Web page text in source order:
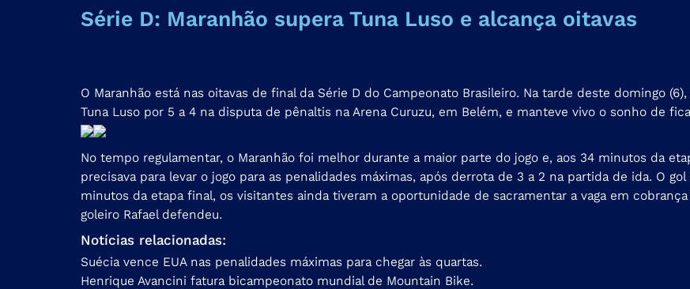
Série D: Maranhão supera Tuna Luso e alcança oitavas
O Maranhão está nas oitavas de final da Série D do Campeonato Brasileiro. Na tarde deste domingo
Tuna Luso por 5 a 4 na disputa de pênaltis na Arena Curuzu, em Belém, e manteve vivo o sonho de
No tempo regulamentar, o Maranhão foi melhor durante a maior parte do jogo e, aos 34 minutos da
precisava para levar o jogo para as penalidades máximas, após derrota de 3 a 2 na partida de ida. O
minutos da etapa final, os visitantes ainda tiveram a oportunidade de sacramentar a vaga em
goleiro Rafael defendeu.
Notícias relacionadas:
Suécia vence EUA nas penalidades máximas para chegar às quartas.
Henrique Avancini fatura bicampeonato mundial de Mountain Bike.